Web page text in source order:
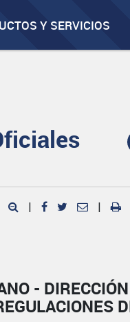
Y SERVICIOS
| |
- DIRECCIÓN